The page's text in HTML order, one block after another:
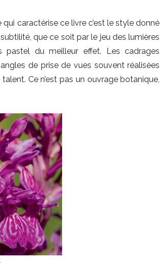
qui caractérise ce livre c’est le style donné
que ce soit par le jeu des lumières
du meilleur effet. Les cadrages
de prise de vues souvent réalisées
Ce n’est pas un ouvrage botanique,